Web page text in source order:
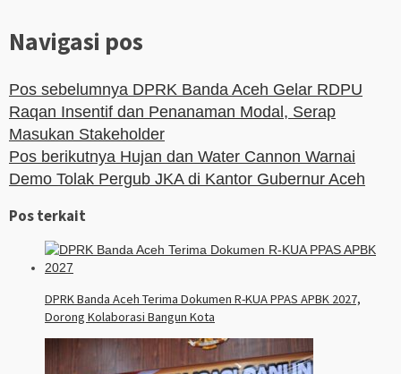
Navigasi pos
Pos sebelumnya DPRK Banda Aceh Gelar RDPU
Raqan Insentif dan Penanaman Modal, Serap
Masukan Stakeholder
Pos berikutnya Hujan dan Water Cannon Warnai
Demo Tolak Pergub JKA di Kantor Gubernur Aceh
Pos terkait
DPRK Banda Aceh Terima Dokumen R-KUA PPAS APBK 2027,
Dorong Kolaborasi Bangun Kota